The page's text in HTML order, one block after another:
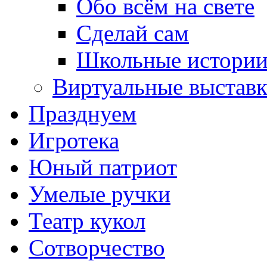
Обо всём на свете
Сделай сам
Школьные
Виртуальные
Празднуем
Игротека
Юный патриот
Умелые ручки
Театр кукол
Сотворчество